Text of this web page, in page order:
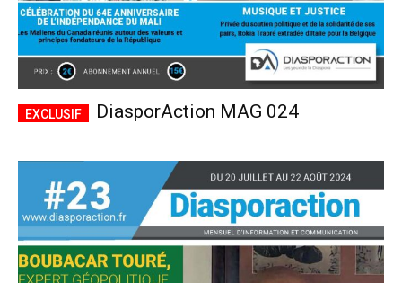
DiasporAction MAG 024